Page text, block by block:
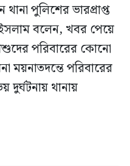
পুলিশের ভারপ্রাপ্ত
বলেন, খবর পেয়ে
পরিবারের কোনো
ময়নাতদন্তে পরিবারের
দুর্ঘটনায় থানায়